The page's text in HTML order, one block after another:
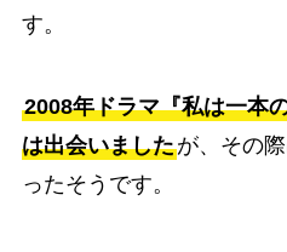
す。
2008年ドラマ『私は一本
は出会いましたが、その
ったそうです。